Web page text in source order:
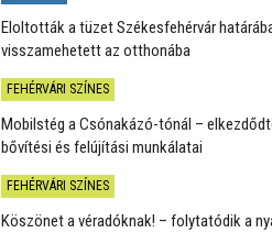
Eloltották a tüzet Székesfehérvár
visszamehetett az otthonába
FEHÉRVÁRI SZÍNES
Mobilstég a Csónakázó-tónál –
bővítési és felújítási munkálatai
FEHÉRVÁRI SZÍNES
Köszönet a véradóknak! – folytatódik a